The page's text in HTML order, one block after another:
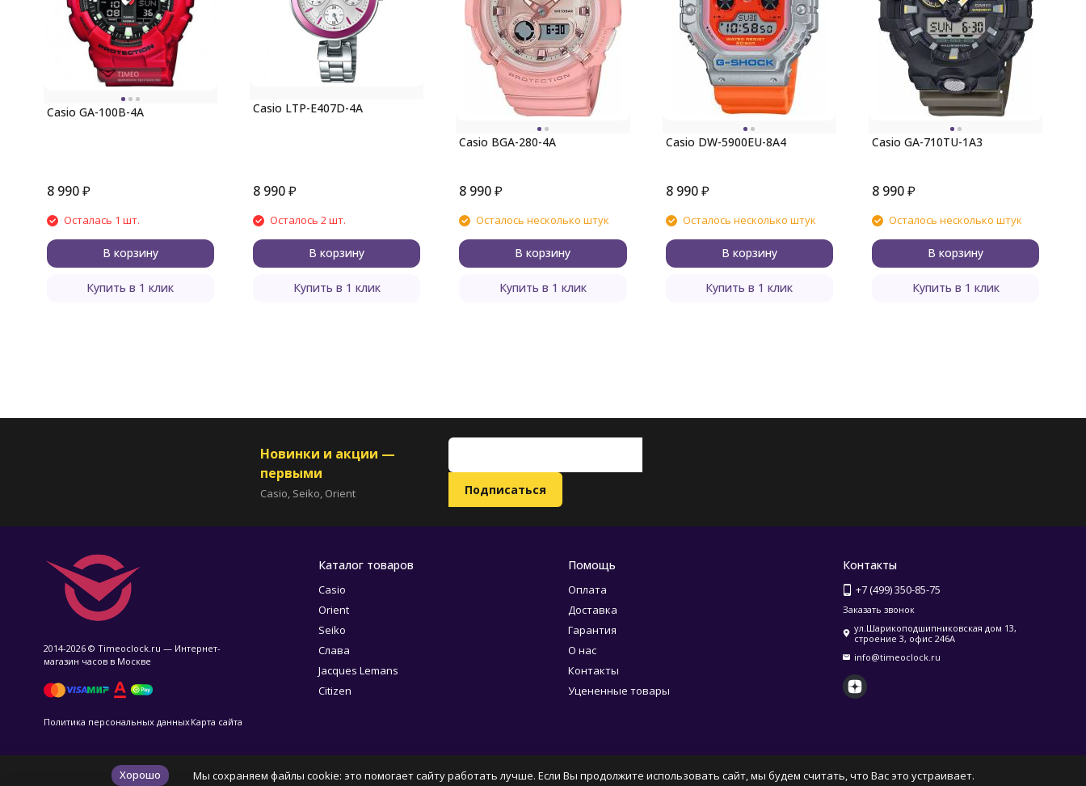
Casio GA-100B-4A
8 990 ₽
Осталась 1 шт.
В корзину
Купить в 1 клик
Casio LTP-E407D-4A
8 990₽
Осталось 2 шт.
В корзину
Купить в 1 клик
Casio BGA-280-4A
8 990₽
Осталось несколько штук
В корзину
Купить в 1 клик
Casio DW-5900EU-8A4
8 990₽
Осталось несколько штук
В корзину
Купить в 1 клик
Casio GA-710TU-1A3
8 990₽
Осталось несколько штук
В корзину
Купить в 1 клик
Новинки и акции —
первыми
Casio, Seiko, Orient
2014-2026 © Timeoclock.ru — Интернет-
магазин часов в Москве
Политика персональных данныхКарта сайта
Каталог товаров
Casio
Orient
Seiko
Слава
Jacques Lemans
Citizen
Помощь
Оплата
Доставка
Гарантия
О нас
Контакты
Уцененные товары
Контакты
+7 (499) 350-85-75
Заказать звонок
ул.Шарикоподшипниковская дом 13,
строение 3, офис 246А
info@timeoclock.ru
Хорошо Мы сохраняем файлы cookie: это помогает сайту работать лучше. Если Вы продолжите использовать сайт, мы будем считать, что Вас это устраивает.